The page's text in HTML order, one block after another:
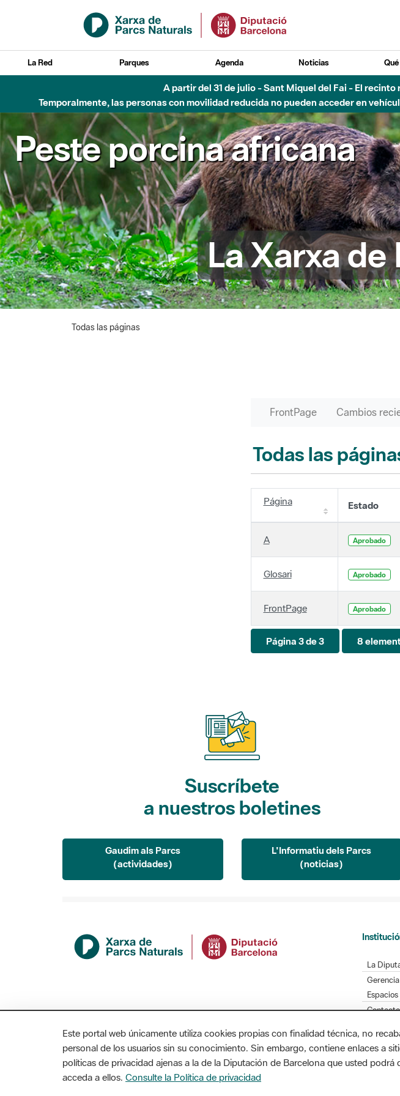
Saltar al contenido principal
La Red Parques Agenda Noticias
A partir del 31 de julio - Sant Miquel del Fai - El
Temporalmente, las personas con movilidad reducida no pueden acceder en
Peste porcina africana
La Xarxa de
Todas las páginas
FrontPage Cambios
Todas las
Página Estado
A Aprobado
Glosari Aprobado
FrontPage Aprobado
Página 3 de 3 8
Suscríbete
a nuestros boletines
Gaudim als Parcs
(actividades)
L'Informatiu dels Parcs
(noticias)
La
Contacto
Este portal web únicamente utiliza cookies propias con finalidad técnica, no
personal de los usuarios sin su conocimiento. Sin embargo, contiene enlaces a
políticas de privacidad ajenas a la de la Diputación de Barcelona que usted
acceda a ellos. Consulte la Política de privacidad